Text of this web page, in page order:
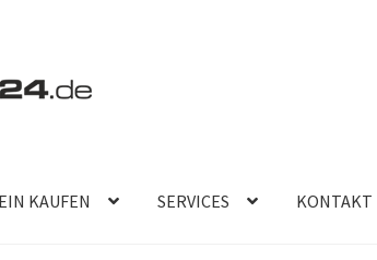
KAUFEN SERVICES KONTAKT